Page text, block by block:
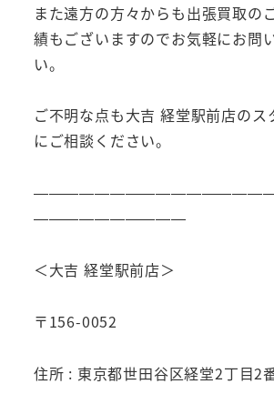
また遠方の方々からも出張買取の
績もございますのでお気軽にお問
い。
ご不明な点も大吉 経堂駅前店のス
にご相談ください。
——————————
＜大吉 経堂駅前店＞
〒156-0052
住所 : 東京都世田谷区経堂2丁目2